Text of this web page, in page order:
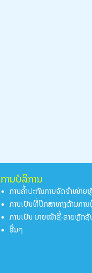
ການບໍລິການ
ການຄໍ້າປະກັນການຈັດຈໍາໜ່າຍ
ການເປັນທີ່ປຶກສາທາງດ້ານການ
ການເປັນ ນາຍໜ້າຊື້-ຂາຍຫຼັກຊັ
ອື່ນໆ